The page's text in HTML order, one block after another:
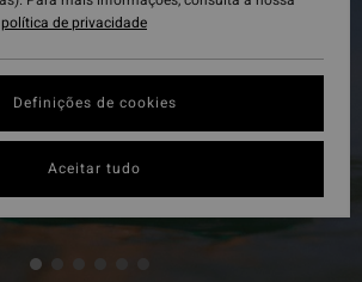
política de privacidade
Definições de cookies
Aceitar tudo